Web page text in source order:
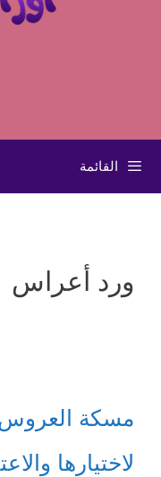
القائمة
ورد أعراس
مسكة
لاختيارها